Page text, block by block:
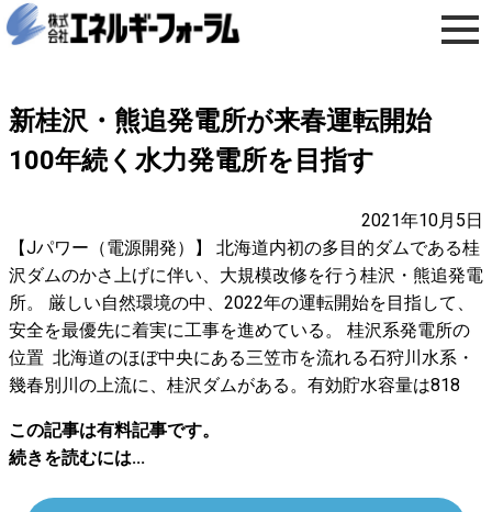
新桂沢・熊追発電所が来春運転開始
100年続く水力発電所を目指す
2021年10月5日
【Jパワー（電源開発）】 北海道内初の多目的ダムである桂
沢ダムのかさ上げに伴い、大規模改修を行う桂沢・熊追発電
所。 厳しい自然環境の中、2022年の運転開始を目指して、
安全を最優先に着実に工事を進めている。 桂沢系発電所の
位置 北海道のほぼ中央にある三笠市を流れる石狩川水系・
幾春別川の上流に、桂沢ダムがある。有効貯水容量は818
この記事は有料記事です。
続きを読むには...